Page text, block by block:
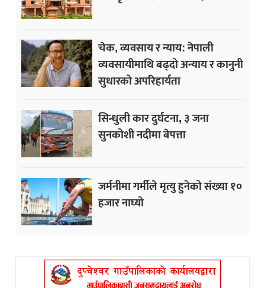
चेक, व्यवसाय र न्याय: नेपाली
व्यवसायीमाथि बढ्दो अन्याय र कानुनी
सुधारको अपरिहार्यता
सिन्धुली कार दुर्घटना, ३ जना
सुनकोशी नदीमा बेपत्ता
जर्मनीमा गर्मीले मृत्यु हुनेको संख्या १०
हजार नाघ्यो